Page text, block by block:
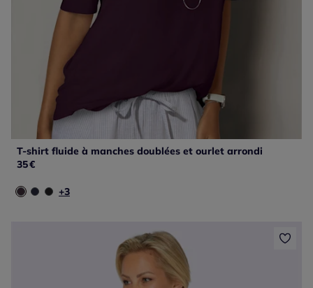
T-shirt fluide à manches doublées et ourlet arrondi
35€
+3